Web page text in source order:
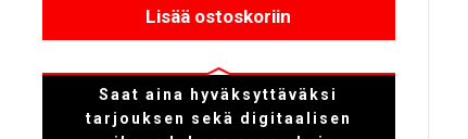
Lisää ostoskoriin
Saat aina hyväksyttäväksi
tarjouksen sekä digitaalisen